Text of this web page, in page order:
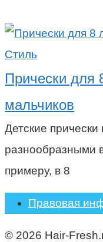
Стиль
Прически для
мальчиков
Детские
разнообразными
примеру, в 8
Правовая
© 2026 Hair-